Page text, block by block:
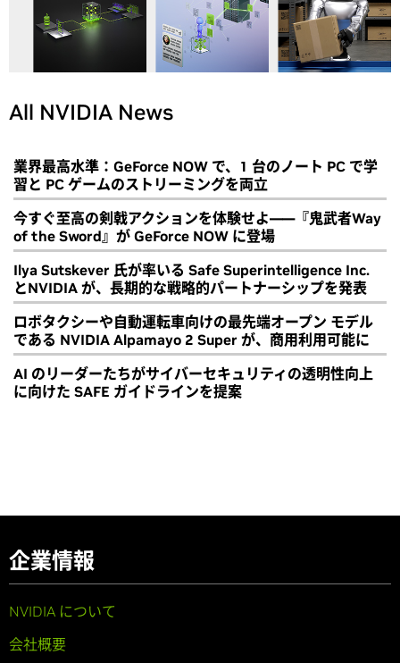
All NVIDIA News
業界最高水準：GeForce NOW で、1 台のノート PC で学
習と PC ゲームのストリーミングを両立
今すぐ至高の剣戟アクションを体験せよ――『鬼武者Way
of the Sword』が GeForce NOW に登場
Ilya Sutskever 氏が率いる Safe Superintelligence Inc.
とNVIDIA が、長期的な戦略的パートナーシップを発表
ロボタクシーや自動運転車向けの最先端オープン モデル
である NVIDIA Alpamayo 2 Super が、商用利用可能に
AI のリーダーたちがサイバーセキュリティの透明性向上
に向けた SAFE ガイドラインを提案
企業情報
NVIDIA について
会社概要